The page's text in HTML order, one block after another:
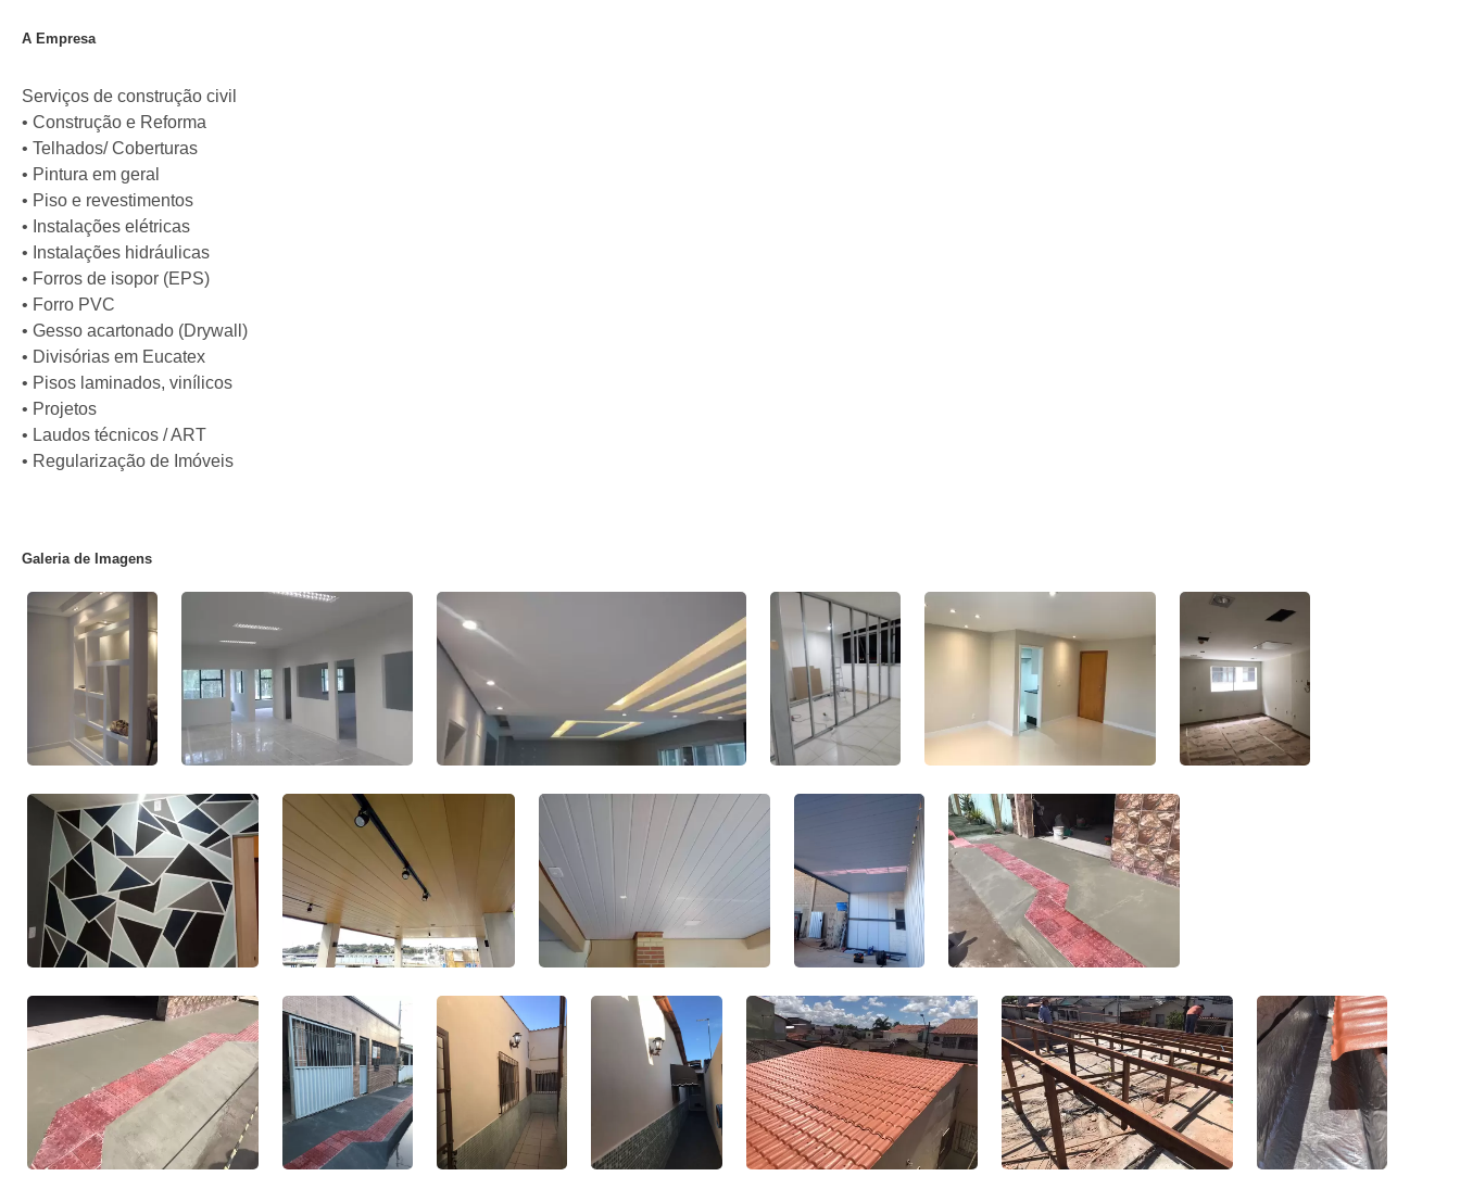
A Empresa
Serviços de construção civil
• Construção e Reforma
• Telhados/ Coberturas
• Pintura em geral
• Piso e revestimentos
• Instalações elétricas
• Instalações hidráulicas
• Forros de isopor (EPS)
• Forro PVC
• Gesso acartonado (Drywall)
• Divisórias em Eucatex
• Pisos laminados, vinílicos
• Projetos
• Laudos técnicos / ART
• Regularização de Imóveis
Galeria de Imagens